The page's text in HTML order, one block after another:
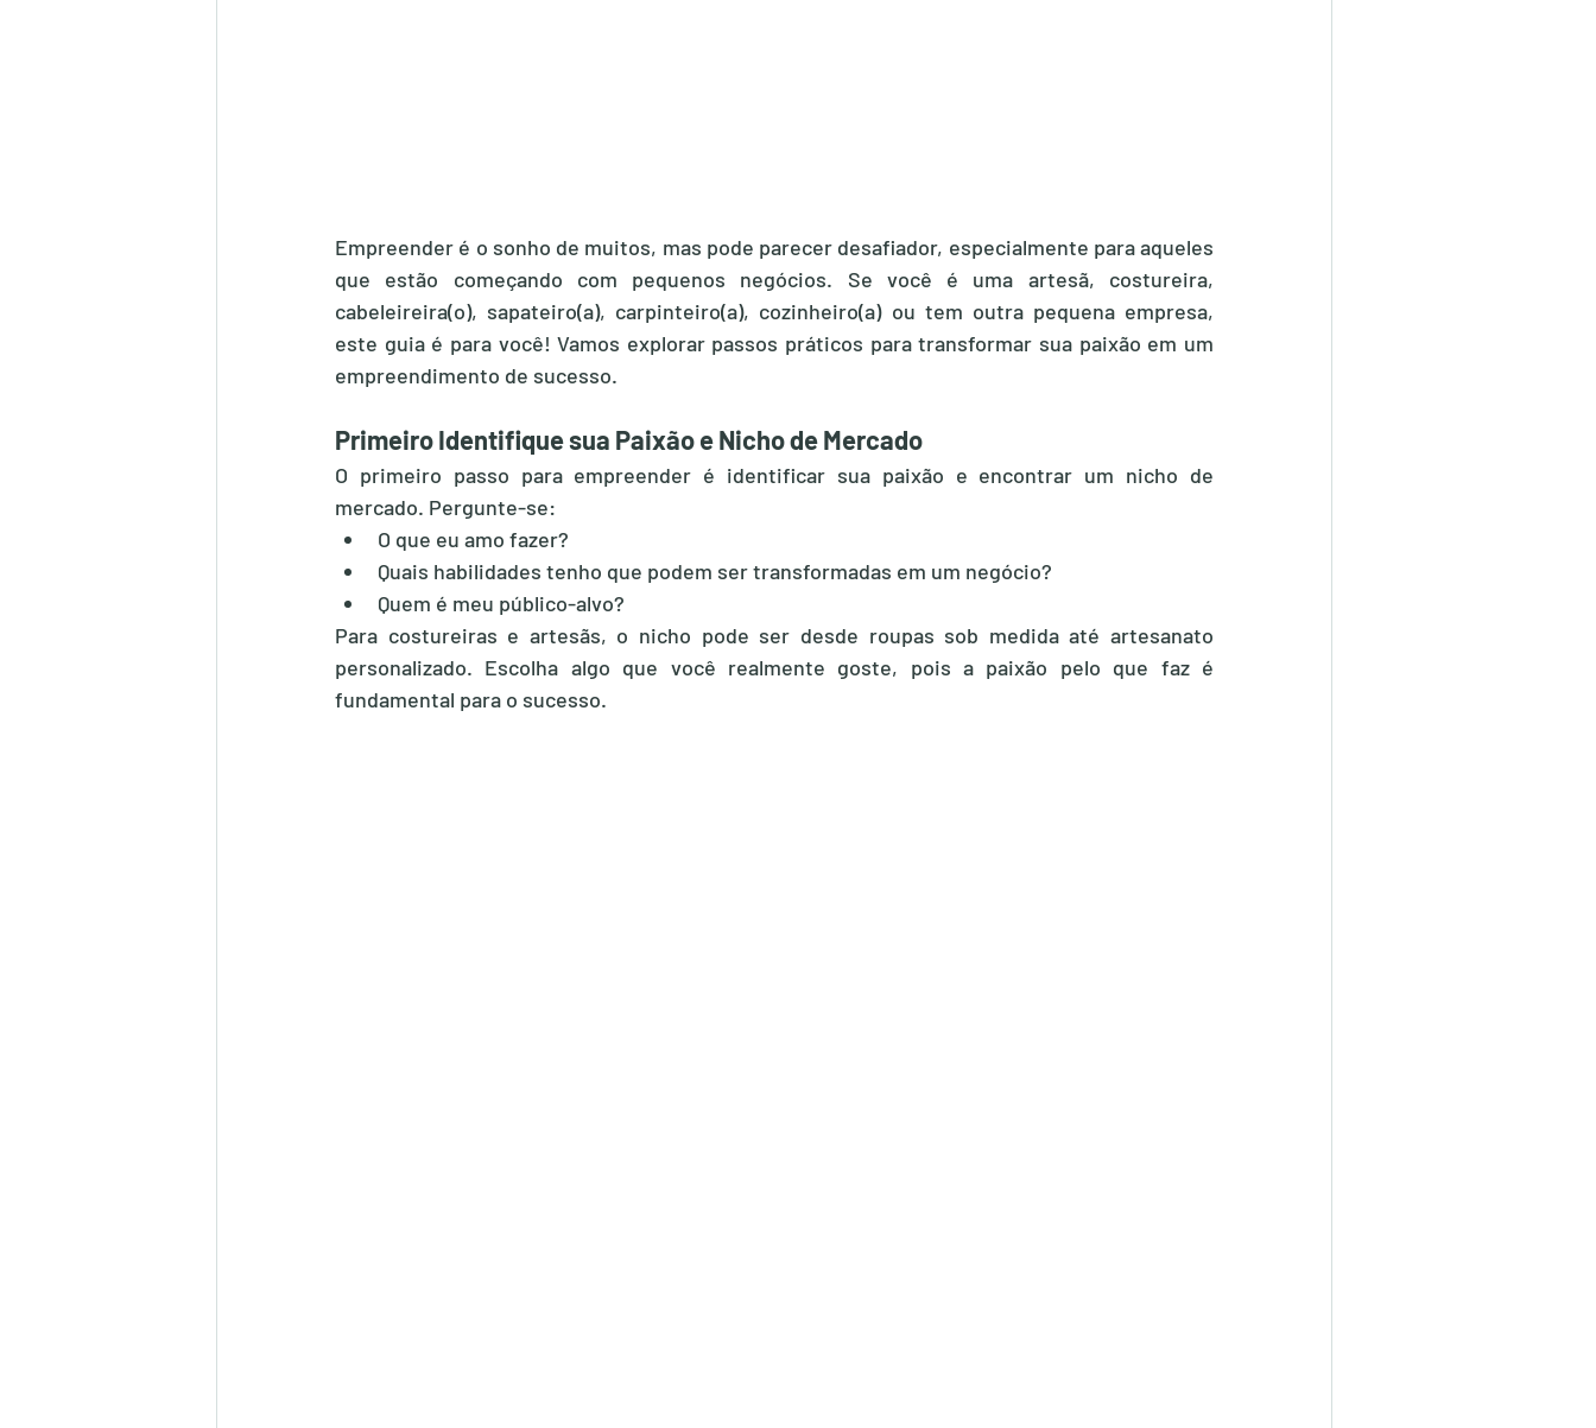
Empreender é o sonho de muitos, mas pode parecer desafiador, especialmente para aqueles
que estão começando com pequenos negócios. Se você é uma artesã, costureira,
cabeleireira(o), sapateiro(a), carpinteiro(a), cozinheiro(a) ou tem outra pequena empresa,
este guia é para você! Vamos explorar passos práticos para transformar sua paixão em um
empreendimento de sucesso.
Primeiro Identifique sua Paixão e Nicho de Mercado
O primeiro passo para empreender é identificar sua paixão e encontrar um nicho de
mercado. Pergunte-se:
O que eu amo fazer?
Quais habilidades tenho que podem ser transformadas em um negócio?
Quem é meu público-alvo?
Para costureiras e artesãs, o nicho pode ser desde roupas sob medida até artesanato
personalizado. Escolha algo que você realmente goste, pois a paixão pelo que faz é
fundamental para o sucesso.